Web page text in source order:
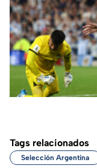
Tags relacionados
Selección Argentina